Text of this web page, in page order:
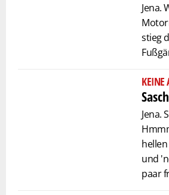
Jena.
stieg
KEINE
Jena.
und
paar